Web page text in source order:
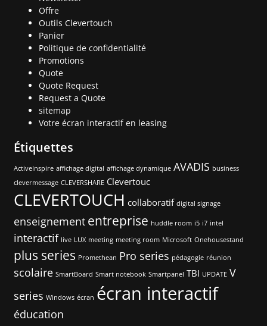
Offre
Outils Clevertouch
Panier
Politique de confidentialité
Promotions
Quote
Quote Request
Request a Quote
sitemap
Votre écran interactif en leasing
Étiquettes
ActiveInspire affichage digital affichage dynamique AVADIS business
clevermessage CLEVERSHARE Clevertouc
CLEVERTOUCH collaboratif digital signage
enseignement entreprise huddle room i5 i7 intel
interactif live LUX meeting meeting room Microsoft Onehousestand
plus series Promethean Pro series pédagogie réunion
scolaire SmartBoard Smart notebook Smartpanel TBI UPDATE V
series Windows écran écran interactif
éducation